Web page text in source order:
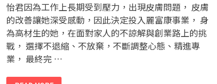
怡君因為工作上長期受到壓力，出現皮膚問題， 皮膚
的改善讓她深受感動，因此決定投入麗富康事業， 身
為高材生的她，在面對家人的不諒解與創業路上的挑
戰， 選擇不退縮、不放棄，不斷調整心態、精進專
業， 最終完 …
【人